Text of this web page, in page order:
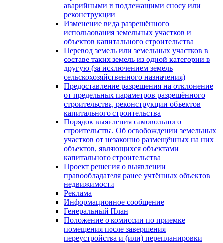
аварийными и подлежащими сносу или
реконструкции
Изменение вида разрешённого
использования земельных участков и
объектов капитального строительства
Перевод земель или земельных участков в
составе таких земель из одной категории в
другую (за исключением земель
сельскохозяйственного назначения)
Предоставление разрешения на отклонение
от предельных параметров разрешённого
строительства, реконструкции объектов
капитального строительства
Порядок выявления самовольного
строительства. Об освобождении земельных
участков от незаконно размещённых на них
объектов, являющихся объектами
капитального строительства
Проект решения о выявлении
правообладателя ранее учтённых объектов
недвижимости
Реклама
Информационное сообщение
Генеральный План
Положение о комиссии по приемке
помещения после завершения
переустройства и (или) перепланировки